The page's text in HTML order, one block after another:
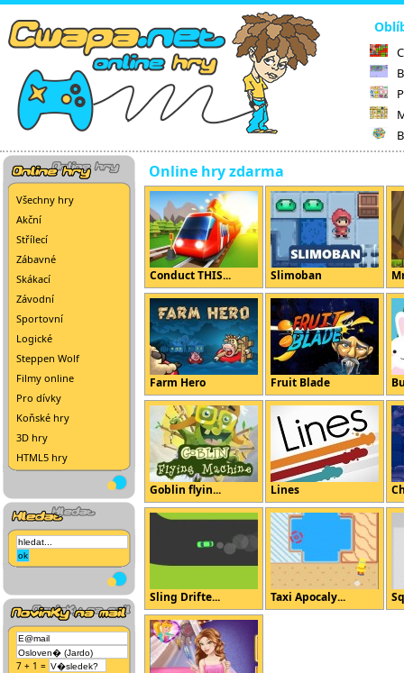
Všechny hry
Akční
Střílecí
Zábavné
Skákací
Závodní
Sportovní
Logické
Steppen Wolf
Filmy online
Pro dívky
Koňské hry
3D hry
HTML5 hry
7 + 1 =
Online hry zdarma
Conduct THIS... Slimoban
Farm Hero Fruit Blade
Goblin flyin... Lines
Sling Drifte... Taxi Apocaly...